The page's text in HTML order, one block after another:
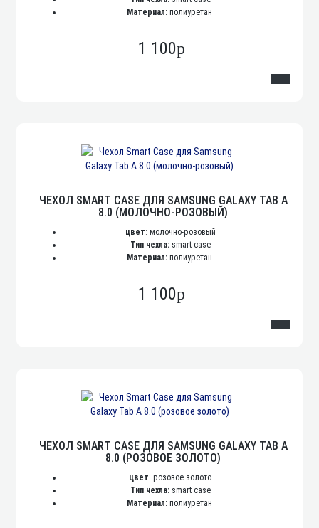
Материал: полиуретан
1 100p
ЧЕХОЛ SMART CASE ДЛЯ SAMSUNG GALAXY TAB A
8.0 (МОЛОЧНО-РОЗОВЫЙ)
цвет: молочно-розовый
Тип чехла: smart case
Материал: полиуретан
1 100p
ЧЕХОЛ SMART CASE ДЛЯ SAMSUNG GALAXY TAB A
8.0 (РОЗОВОЕ ЗОЛОТО)
цвет: розовое золото
Тип чехла: smart case
Материал: полиуретан